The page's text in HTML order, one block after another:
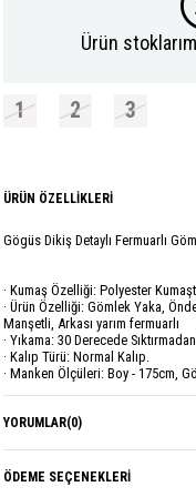
Ürün
1 2 3
ÜRÜN ÖZELLIKLERI
Gögüs Dikiş Detaylı Fermuarlı
· Kumaş Özelliği: Polyester
· Ürün Özelliği: Gömlek Yaka,
Manşetli, Arkası yarım fermuarlı
· Yıkama: 30 Derecede
· Kalıp Türü: Normal Kalıp.
· Manken Ölçüleri: Boy - 175cm,
· 1 (36-38) Beden: Göğüs: 50 cm,
Boy: 80cm.
· 3 (44-46) Beden: Göğüs: 54 cm,
YORUMLAR(0)
ÖDEME SEÇENEKLERI